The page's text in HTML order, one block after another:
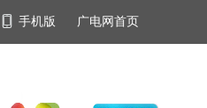
手机版 广电网首页